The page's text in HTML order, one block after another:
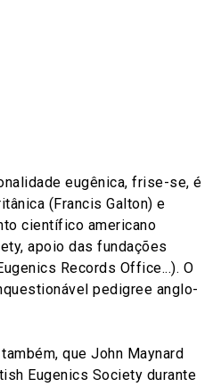
eugênica, frise-se, é
(Francis Galton) e
científico americano
apoio das fundações
Records Office...). O
pedigree anglo-
que John Maynard
Eugenics Society durante